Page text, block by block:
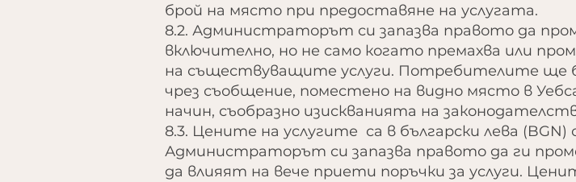
брой на място при предоставяне на услугата.
8.2. Администраторът си запазва правото да
включително, но не само когато премахва или
на съществуващите услуги. Потребителите ще
чрез съобщение, поместено на видно място в
начин, съобразно изискванията на
8.3. Цените на услугите са в български лева
Администраторът си запазва правото да ги
да влияят на вече приети поръчки за услуги.